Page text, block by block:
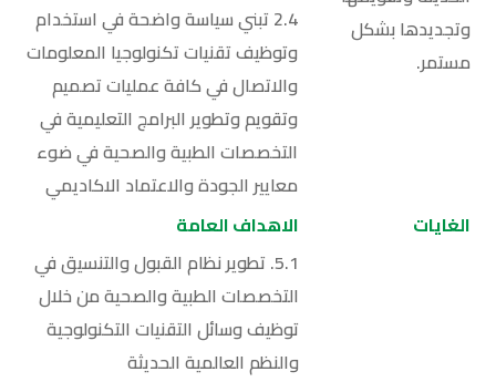
وتجديدها بشكل
مستمر.
2.4 تبني سياسة واضحة في استخدام
وتوظيف تقنيات تكنولوجيا المعلومات
والاتصال في كافة عمليات تصميم
وتقويم وتطوير البرامج التعليمية في
التخصصات الطبية والصحية في ضوء
معايير الجودة والاعتماد الاكاديمي
الغايات
الاهداف العامة
5.1. تطوير نظام القبول والتنسيق في
التخصصات الطبية والصحية من خلال
توظيف وسائل التقنيات التكنولوجية
والنظم العالمية الحديثة